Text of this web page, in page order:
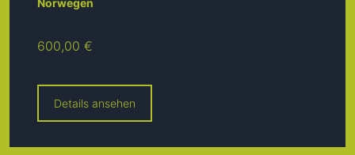
600,00 €
Details ansehen